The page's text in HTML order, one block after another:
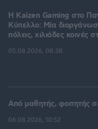
H Kaizen Gaming στο
Kύπελλο: Μία
πόλεις, χιλιάδες κοινές
05.08.2026, 08:38
Από μαθητής, φοιτητής
06.08.2026, 10:52